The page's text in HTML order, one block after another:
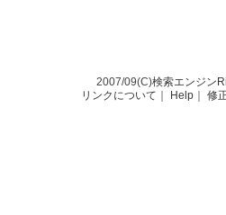
2007/09(C)検索エンジン
リンクについて
Help｜ 修